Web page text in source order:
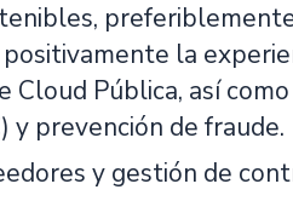
la
Pública, así
y prevención de fraude.
y gestión de